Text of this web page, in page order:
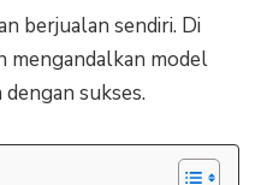
berjualan sendiri. Di
mengandalkan model
sukses.